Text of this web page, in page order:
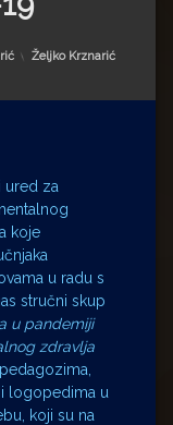
Kategorije:
Željko Krznarić
ured za
koje
u radu s
stručni skup
u pandemiji
zdravlja
logopedima u
koji su na